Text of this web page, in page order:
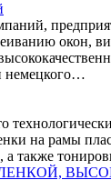
окон,
немецкого…
на рамы
а также